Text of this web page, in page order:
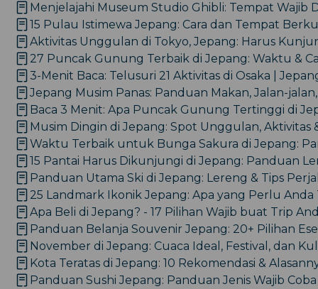
Menjelajahi Museum Studio Ghibli: Tempat Wajib
15 Pulau Istimewa Jepang: Cara dan Tempat
Aktivitas Unggulan di Tokyo, Jepang: Harus
27 Puncak Gunung Terbaik di Jepang: Waktu &
3-Menit Baca: Telusuri 21 Aktivitas di Osaka |
Jepang Musim Panas: Panduan Makan, Jalan-
Baca 3 Menit: Apa Puncak Gunung Tertinggi di
Musim Dingin di Jepang: Spot Unggulan, Aktivitas
Waktu Terbaik untuk Bunga Sakura di Jepang:
15 Pantai Harus Dikunjungi di Jepang: Panduan
Panduan Utama Ski di Jepang: Lereng & Tips
25 Landmark Ikonik Jepang: Apa yang Perlu Anda
Apa Beli di Jepang? - 17 Pilihan Wajib buat Trip
Panduan Belanja Souvenir Jepang: 20+ Pilihan
November di Jepang: Cuaca Ideal, Festival, dan
Kota Teratas di Jepang: 10 Rekomendasi &
Panduan Sushi Jepang: Panduan Jenis Wajib